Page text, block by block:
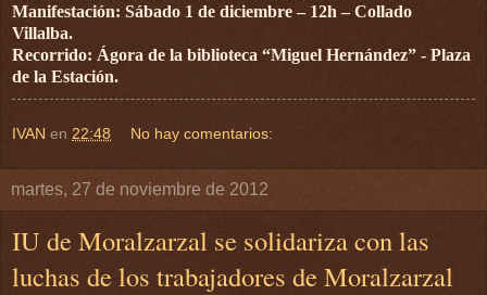
Manifestación: Sábado 1 de diciembre – 12h – Collado
Villalba.
Recorrido: Ágora de la biblioteca “Miguel Hernández” - Plaza
de la Estación.
IVAN en 22:48 No hay comentarios:
martes, 27 de noviembre de 2012
IU de Moralzarzal se solidariza con las
luchas de los trabajadores de Moralzarzal